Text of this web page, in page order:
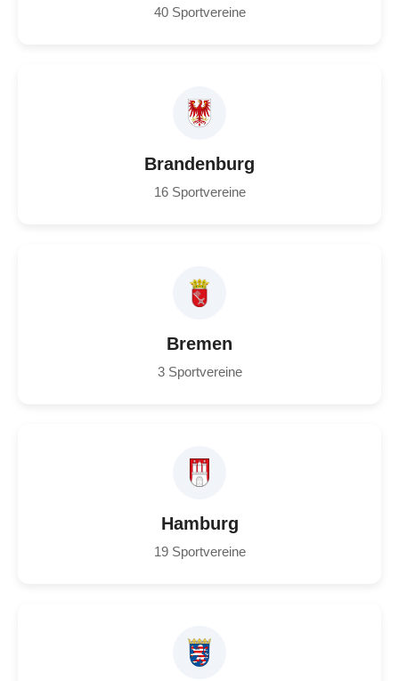
40 Sportvereine
Brandenburg
16 Sportvereine
Bremen
3 Sportvereine
Hamburg
19 Sportvereine